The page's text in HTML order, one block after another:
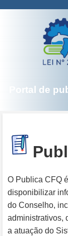
Portal de
O Publica CFQ
disponibilizar
do Conselho,
administrativos,
a atuação do